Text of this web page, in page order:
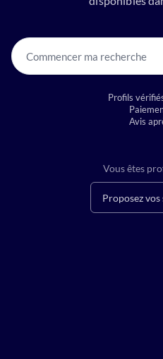
Commencer ma recherche
Profils
Avis
Vous êtes
Proposez vos